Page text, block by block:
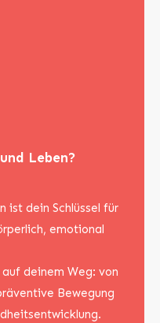
Leben?
ist dein Schlüssel für
emotional
deinem Weg: von
Bewegung